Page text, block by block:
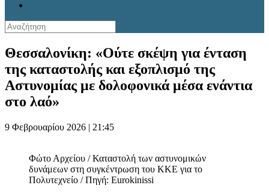
Θεσσαλονίκη: «Ούτε σκέψη για ένταση
της καταστολής και εξοπλισμό της
Αστυνομίας με δολοφονικά μέσα ενάντια
στο λαό»
9 Φεβρουαρίου 2026 | 21:45
Φώτο Αρχείου / Καταστολή των αστυνομικών
δυνάμεων στη συγκέντρωση του ΚΚΕ για το
Πολυτεχνείο / Πηγή: Eurokinissi